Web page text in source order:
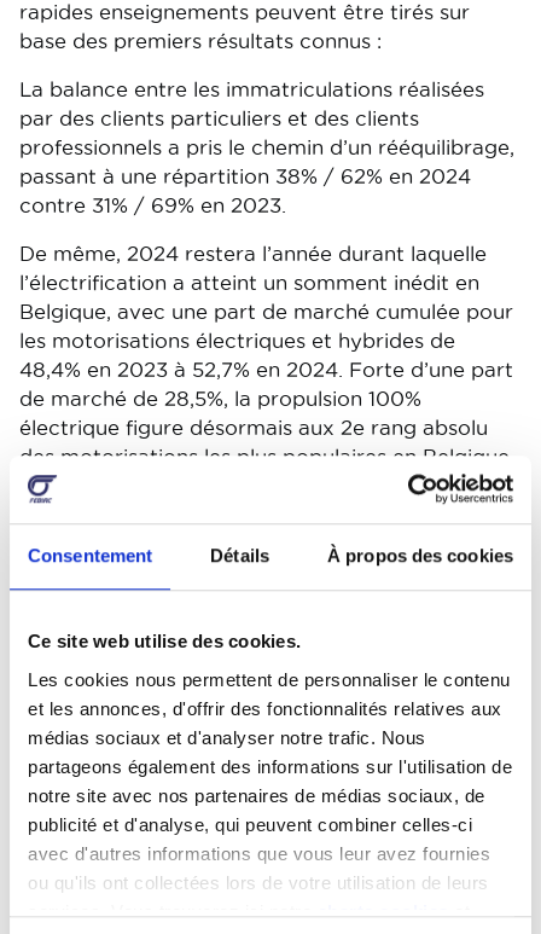
Consentement Détails À propos des cookies
Ce site web utilise des cookies.
Les cookies nous permettent de personnaliser le contenu
et les annonces, d'offrir des fonctionnalités relatives aux
médias sociaux et d'analyser notre trafic. Nous
partageons également des informations sur l'utilisation de
notre site avec nos partenaires de médias sociaux, de
publicité et d'analyse, qui peuvent combiner celles-ci
avec d'autres informations que vous leur avez fournies
ou qu'ils ont collectées lors de votre utilisation de leurs
services. Vous trouverez ici notrecharte cookieset
rapides enseignements peuvent être tirés sur
base des premiers résultats connus :
La balance entre les immatriculations réalisées
par des clients particuliers et des clients
professionnels a pris le chemin d’un rééquilibrage,
passant à une répartition 38% / 62% en 2024
contre 31% / 69% en 2023.
De même, 2024 restera l’année durant laquelle
l’électrification a atteint un somment inédit en
Belgique, avec une part de marché cumulée pour
les motorisations électriques et hybrides de
48,4% en 2023 à 52,7% en 2024. Forte d’une part
de marché de 28,5%, la propulsion 100%
électrique figure désormais aux 2e rang absolu
des motorisations les plus populaires en Belgique,
derrière la motorisation essence (41,7%).
// -2,6% cumulés
l’exercice 2024 en force, avec une progression de
+30,3% de ses enregistrements mensuels. Cette
performance – une progression de 1.105 unités en
décembre 2024 par rapport à décembre 2023 –
permet de réduire à -2,6% le recul des
immatriculations cumulées pour ce marché sur
l’ensemble de l’exercice 2024 par rapport aux
résultats enregistrés en 2023.
Véhicules utilitaires lourds :
<16 tonnes : -29,5% en décembre // +14,1%